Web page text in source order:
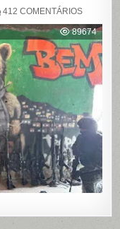
412 COMENTÁRIOSEM
POLICIAL
DEIXA
121
MORTOS
NOS
DO
ALEMÃO
PENHA,
NO
RIO
89674